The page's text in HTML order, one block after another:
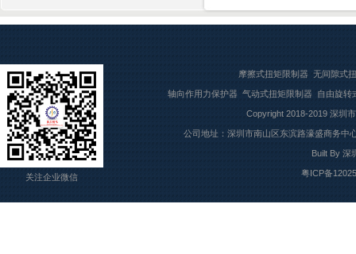
关注企业微信
摩擦式扭矩限制器 无间隙式
轴向作用力保护器 气动式扭矩限制器 自由旋转
Copyright 2018-2019 深圳
公司地址：深圳市南山区东滨路濠盛商务中
Built By 深
粤ICP备